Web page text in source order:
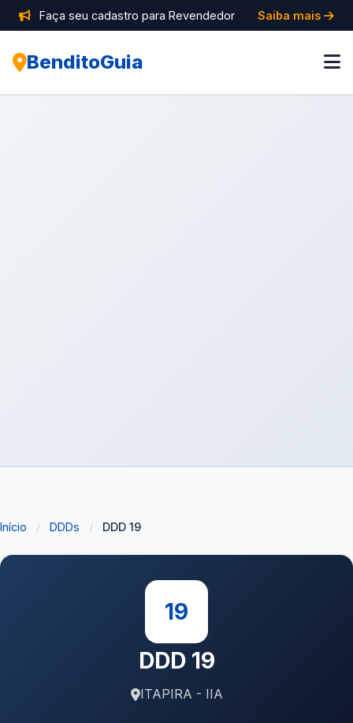
Faça seu cadastro para Revendedor Saiba mais
BenditoGuia
Início / DDDs / DDD 19
19
DDD 19
ITAPIRA - IIA